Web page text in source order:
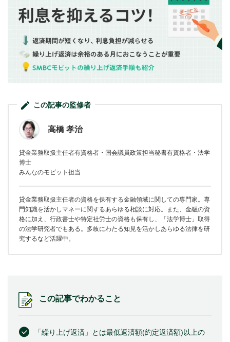
この記事の監修者
高橋 孝治
貸金業務取扱主任者有資格者・国会議員政策担当秘書有資格者・法学
博士
みんなのモビット担当
貸金業務取扱主任者の資格を保有する金融領域に関しての専門家。専
門知識を活かしマネーに関するあらゆる相談に対応。また、金融の資
格に加え、行政書士や特定社労士の資格も保有し、「法学博士」取得
の法学研究者でもある。多岐にわたる知見を活かしあらゆる法律を研
究するなど活躍中。
この記事でわかること
「繰り上げ返済」とは最低返済額(約定返済額)以上の